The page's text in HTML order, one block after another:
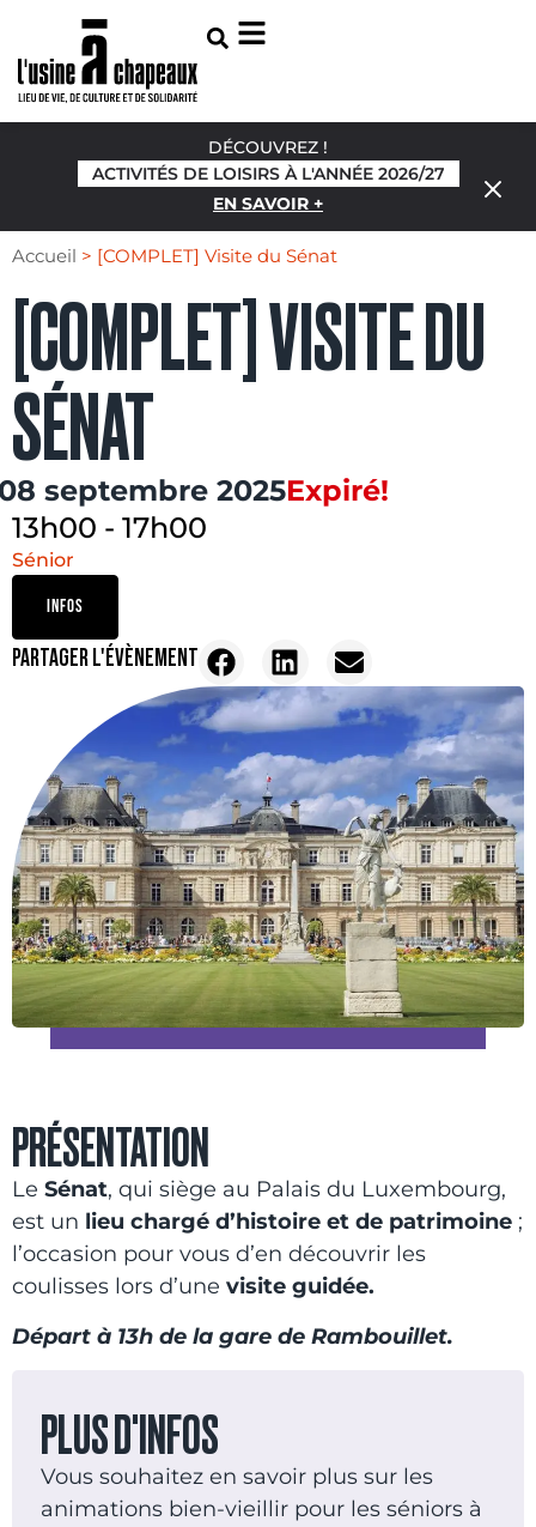
DÉCOUVREZ !
ACTIVITÉS DE LOISIRS À L'ANNÉE 2026/27
EN SAVOIR +
Accueil > [COMPLET] Visite du Sénat
[COMPLET] VISITE DU
SÉNAT
septembre 2025Expiré!
13h00 - 17h00
Sénior
INFOS
PARTAGER L'ÉVÈNEMENT
PRÉSENTATION
Le Sénat, qui siège au Palais du Luxembourg,
est un lieu chargé d’histoire et de patrimoine ;
l’occasion pour vous d’en découvrir les
coulisses lors d’une visite guidée.
Départ à 13h de la gare de Rambouillet.
PLUS D'INFOS
Vous souhaitez en savoir plus sur les
animations bien-vieillir pour les séniors à